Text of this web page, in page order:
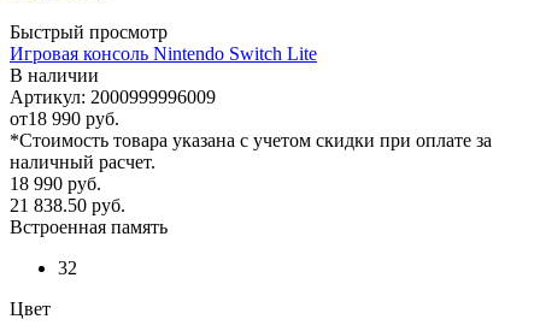
Быстрый просмотр
Игровая консоль Nintendo Switch Lite
В наличии
Артикул: 2000999996009
от18 990 руб.
*Стоимость товара указана с учетом скидки при оплате за
наличный расчет.
18 990 руб.
21 838.50 руб.
Встроенная память
32
Цвет